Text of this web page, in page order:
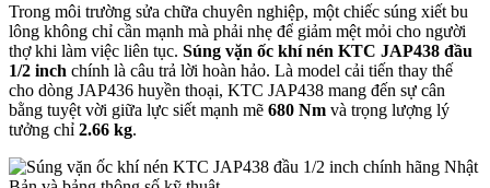
Trong môi trường sửa chữa chuyên nghiệp, một chiếc súng xiết bu
lông không chỉ cần mạnh mà phải nhẹ để giảm mệt mỏi cho người
thợ khi làm việc liên tục. Súng vặn ốc khí nén KTC JAP438 đầu
1/2 inch chính là câu trả lời hoàn hảo. Là model cải tiến thay thế
cho dòng JAP436 huyền thoại, KTC JAP438 mang đến sự cân
bằng tuyệt vời giữa lực siết mạnh mẽ 680 Nm và trọng lượng lý
tưởng chỉ 2.66 kg.